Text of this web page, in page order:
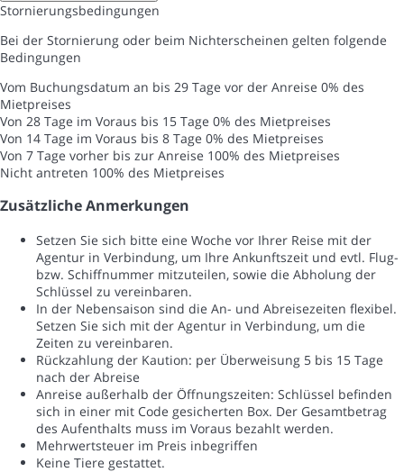
Stornierungsbedingungen
Bei der Stornierung oder beim Nichterscheinen gelten folgende
Bedingungen
Vom Buchungsdatum an bis 29 Tage vor der Anreise 0% des
Mietpreises
Von 28 Tage im Voraus bis 15 Tage 0% des Mietpreises
Von 14 Tage im Voraus bis 8 Tage 0% des Mietpreises
Von 7 Tage vorher bis zur Anreise 100% des Mietpreises
Nicht antreten 100% des Mietpreises
Zusätzliche Anmerkungen
Setzen Sie sich bitte eine Woche vor Ihrer Reise mit der
Agentur in Verbindung, um Ihre Ankunftszeit und evtl. Flug-
bzw. Schiffnummer mitzuteilen, sowie die Abholung der
Schlüssel zu vereinbaren.
In der Nebensaison sind die An- und Abreisezeiten flexibel.
Setzen Sie sich mit der Agentur in Verbindung, um die
Zeiten zu vereinbaren.
Rückzahlung der Kaution: per Überweisung 5 bis 15 Tage
nach der Abreise
Anreise außerhalb der Öffnungszeiten: Schlüssel befinden
sich in einer mit Code gesicherten Box. Der Gesamtbetrag
des Aufenthalts muss im Voraus bezahlt werden.
Mehrwertsteuer im Preis inbegriffen
Keine Tiere gestattet.